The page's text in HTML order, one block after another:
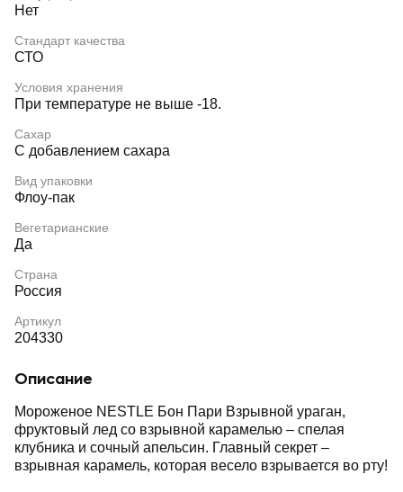
Нет
Стандарт качества
СТО
Условия хранения
При температуре не выше -18.
Сахар
С добавлением сахара
Вид упаковки
Флоу-пак
Вегетарианские
Да
Страна
Россия
Артикул
204330
Описание
Мороженое NESTLE Бон Пари Взрывной ураган,
фруктовый лед со взрывной карамелью – спелая
клубника и сочный апельсин. Главный секрет –
взрывная карамель, которая весело взрывается во рту!